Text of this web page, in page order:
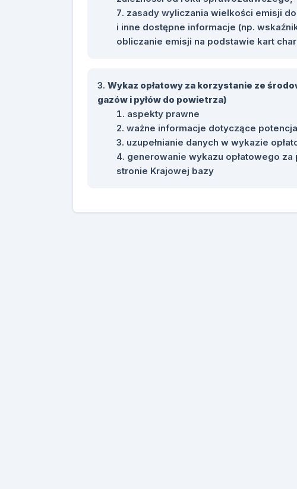
zasady wyliczania wielkości emisji
i inne dostępne informacje (np.
obliczanie emisji na podstawie kart
Wykaz opłatowy za korzystanie ze
gazów i pyłów do powietrza)
aspekty prawne
ważne informacje dotyczące
uzupełnianie danych w wykazie
generowanie wykazu opłatowego
stronie Krajowej bazy